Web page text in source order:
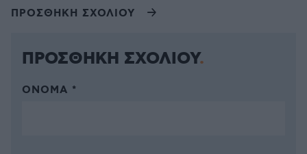
ΠΡΟΣΘΗΚΗ ΣΧΟΛΙΟΥ
ΠΡΟΣΘΗΚΗ ΣΧΟΛΙΟΥ
ΌΝΟΜΑ *